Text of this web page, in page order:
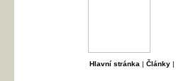
Hlavní stránka | Články|